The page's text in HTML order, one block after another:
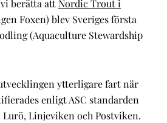
berätta attNordic Trout i
Foxen) blev Sveriges första
(Aquaculture Stewardship
ytterligare fart när
enligt ASC standarden
Linjeviken och Postviken.